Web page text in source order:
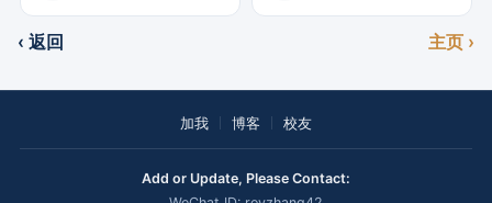
‹ 返回 主页 ›
加我 博客 校友
Add or Update, Please Contact: